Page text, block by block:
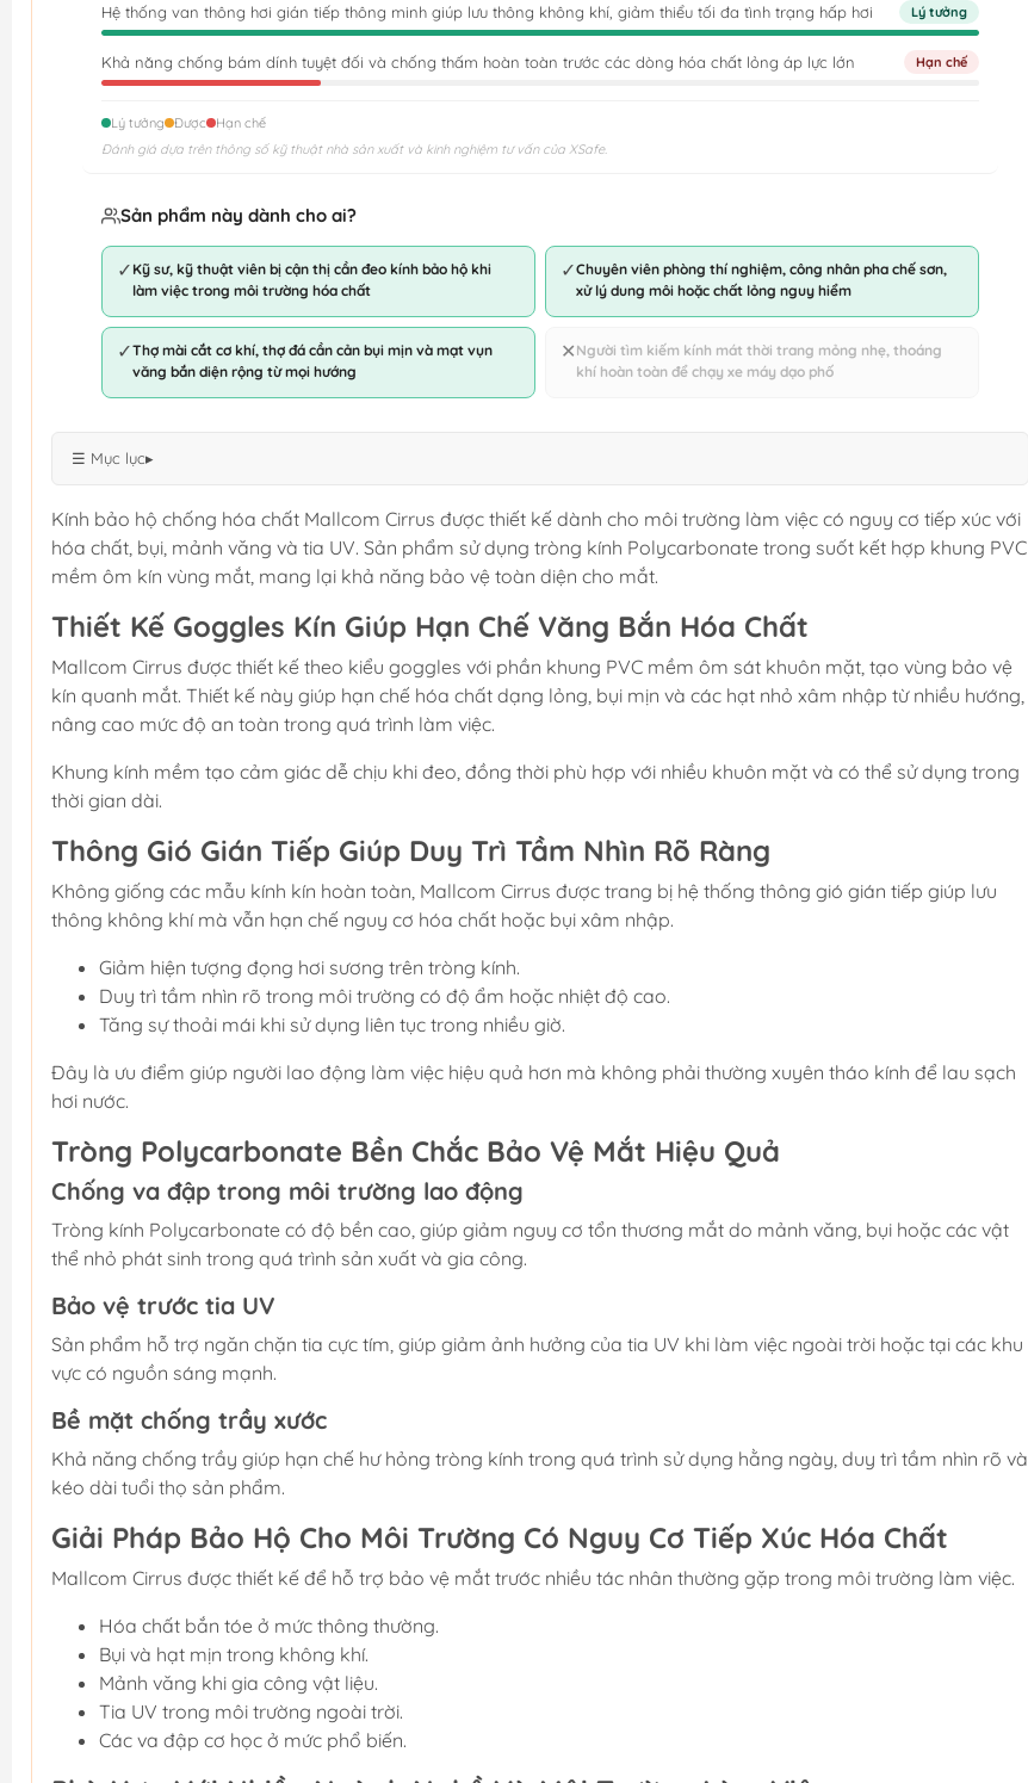
Hệ thống van thông hơi gián tiếp thông minh giúp lưu thông không khí, giảm thiểu tối đa tình trạng hấp hơi Lý tưởng
Khả năng chống bám dính tuyệt đối và chống thấm hoàn toàn trước các dòng hóa chất lỏng áp lực lớn Hạn chế
Lý tưởng Được
Hạn chế
Đánh giá dựa trên thông số kỹ thuật nhà sản xuất và kinh nghiệm tư vấn của XSafe.
Sản phẩm này dành cho ai?
✓ Kỹ sư, kỹ thuật viên bị cận thị cần đeo kính bảo hộ khi
làm việc trong môi trường hóa chất
✓Chuyên viên phòng thí nghiệm, công nhân pha chế sơn,
xử lý dung môi hoặc chất lỏng nguy hiểm
✓Thợ mài cắt cơ khí, thợ đá cần cản bụi mịn và mạt vụn
văng bắn diện rộng từ mọi hướng
✕ Người tìm kiếm kính mát thời trang mỏng nhẹ, thoáng
khí hoàn toàn để chạy xe máy dạo phố
☰ Mục lục▸
Kính bảo hộ chống hóa chất Mallcom Cirrus được thiết kế dành cho môi trường làm việc có nguy cơ tiếp xúc với
hóa chất, bụi, mảnh văng và tia UV. Sản phẩm sử dụng tròng kính Polycarbonate trong suốt kết hợp khung PVC
mềm ôm kín vùng mắt, mang lại khả năng bảo vệ toàn diện cho mắt.
Thiết Kế Goggles Kín Giúp Hạn Chế Văng Bắn Hóa Chất
Mallcom Cirrus được thiết kế theo kiểu goggles với phần khung PVC mềm ôm sát khuôn mặt, tạo vùng bảo vệ
kín quanh mắt. Thiết kế này giúp hạn chế hóa chất dạng lỏng, bụi mịn và các hạt nhỏ xâm nhập từ nhiều hướng,
nâng cao mức độ an toàn trong quá trình làm việc.
Khung kính mềm tạo cảm giác dễ chịu khi đeo, đồng thời phù hợp với nhiều khuôn mặt và có thể sử dụng trong
thời gian dài.
Thông Gió Gián Tiếp Giúp Duy Trì Tầm Nhìn Rõ Ràng
Không giống các mẫu kính kín hoàn toàn, Mallcom Cirrus được trang bị hệ thống thông gió gián tiếp giúp lưu
thông không khí mà vẫn hạn chế nguy cơ hóa chất hoặc bụi xâm nhập.
Giảm hiện tượng đọng hơi sương trên tròng kính.
Duy trì tầm nhìn rõ trong môi trường có độ ẩm hoặc nhiệt độ cao.
Tăng sự thoải mái khi sử dụng liên tục trong nhiều giờ.
Đây là ưu điểm giúp người lao động làm việc hiệu quả hơn mà không phải thường xuyên tháo kính để lau sạch
hơi nước.
Tròng Polycarbonate Bền Chắc Bảo Vệ Mắt Hiệu Quả
Chống va đập trong môi trường lao động
Tròng kính Polycarbonate có độ bền cao, giúp giảm nguy cơ tổn thương mắt do mảnh văng, bụi hoặc các vật
thể nhỏ phát sinh trong quá trình sản xuất và gia công.
Bảo vệ trước tia UV
Sản phẩm hỗ trợ ngăn chặn tia cực tím, giúp giảm ảnh hưởng của tia UV khi làm việc ngoài trời hoặc tại các khu
vực có nguồn sáng mạnh.
Bề mặt chống trầy xước
Khả năng chống trầy giúp hạn chế hư hỏng tròng kính trong quá trình sử dụng hằng ngày, duy trì tầm nhìn rõ và
kéo dài tuổi thọ sản phẩm.
Giải Pháp Bảo Hộ Cho Môi Trường Có Nguy Cơ Tiếp Xúc Hóa Chất
Mallcom Cirrus được thiết kế để hỗ trợ bảo vệ mắt trước nhiều tác nhân thường gặp trong môi trường làm việc.
Hóa chất bắn tóe ở mức thông thường.
Bụi và hạt mịn trong không khí.
Mảnh văng khi gia công vật liệu.
Tia UV trong môi trường ngoài trời.
Các va đập cơ học ở mức phổ biến.